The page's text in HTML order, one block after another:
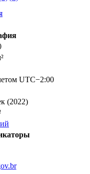
UTC−2:00
(2022)